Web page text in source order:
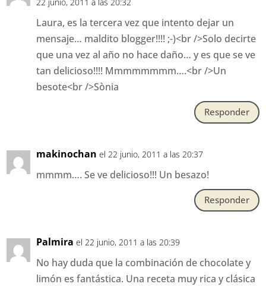
Laura, es la tercera vez que intento dejar un
mensaje… maldito blogger!!!! ;-)<br />Solo decirte
que una vez al año no hace daño… y es que se ve
tan delicioso!!!! Mmmmmmmm….<br />Un
besote<br />Sònia
Responder
makinochan el 22 junio, 2011 a las 20:37
mmmm…. Se ve delicioso!!! Un besazo!
Responder
Palmira el 22 junio, 2011 a las 20:39
No hay duda que la combinación de chocolate y
limón es fantástica. Una receta muy rica y clásica